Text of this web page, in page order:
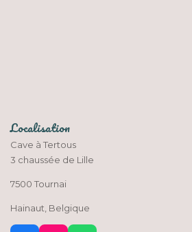
Localisation
Cave à Tertous
3 chaussée de Lille
7500 Tournai
Hainaut, Belgique